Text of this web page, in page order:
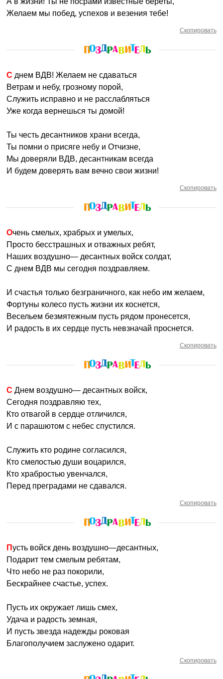
Желаем мы побед, успехов и везения тебе!
Скопировать
С днем ВДВ! Желаем не сдаваться
Ветрам и небу, грозному порой,
Служить исправно и не расслабляться
Уже когда вернешься ты домой!
Ты честь десантников храни всегда,
Ты помни о присяге небу и Отчизне,
Мы доверяли ВДВ, десантникам всегда
И будем доверять вам вечно свои жизни!
Скопировать
Очень смелых, храбрых и умелых,
Просто бесстрашных и отважных ребят,
Наших воздушно— десантных войск солдат,
С днем ВДВ мы сегодня поздравляем.
И счастья только безграничного, как небо им желаем,
Фортуны колесо пусть жизни их коснется,
Весельем безмятежным пусть рядом пронесется,
И радость в их сердце пусть невзначай проснется.
Скопировать
С Днем воздушно— десантных войск,
Сегодня поздравляю тех,
Кто отвагой в сердце отличился,
И с парашютом с небес спустился.
Служить кто родине согласился,
Кто смелостью души воцарился,
Кто храбростью увенчался,
Перед преградами не сдавался.
Скопировать
Пусть войск день воздушно—десантных,
Подарит тем смелым ребятам,
Что небо не раз покорили,
Бескрайнее счастье, успех.
Пусть их окружает лишь смех,
Удача и радость земная,
И пусть звезда надежды роковая
Благополучием заслужено одарит.
Скопировать